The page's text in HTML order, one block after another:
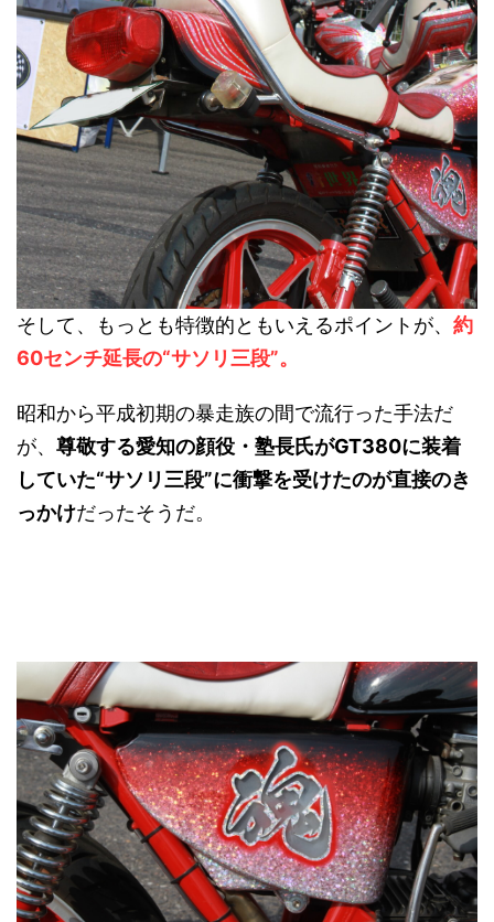
そして、もっとも特徴的ともいえるポイントが、 約
60センチ延長の“サソリ三段”。
昭和から平成初期の暴走族の間で流行った手法だ
が、 尊敬する愛知の顔役・塾長氏がGT380に装着
していた“サソリ三段”に衝撃を受けたのが直接のき
っかけだったそうだ。